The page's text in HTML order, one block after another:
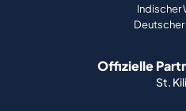
Indischer
Offizielle
St.